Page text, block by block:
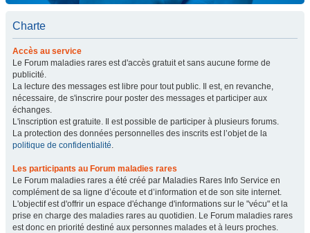
Charte
Accès au service
Le Forum maladies rares est d'accès gratuit et sans aucune forme de
publicité.
La lecture des messages est libre pour tout public. Il est, en revanche,
nécessaire, de s'inscrire pour poster des messages et participer aux
échanges.
L'inscription est gratuite. Il est possible de participer à plusieurs forums.
La protection des données personnelles des inscrits est l’objet de la
politique de confidentialité.
Les participants au Forum maladies rares
Le Forum maladies rares a été créé par Maladies Rares Info Service en
complément de sa ligne d’écoute et d’information et de son site internet.
L'objectif est d'offrir un espace d'échange d'informations sur le "vécu" et la
prise en charge des maladies rares au quotidien. Le Forum maladies rares
est donc en priorité destiné aux personnes malades et à leurs proches.